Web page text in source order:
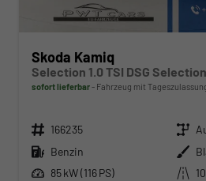
Skoda Kamiq
sofort lieferbar Fahrzeug mit
Fahrzeugnr. 166235 Getriebe
Kraftstoff Benzin Außenfarbe
Leistung 85 kW (116 PS) Kilometerstand